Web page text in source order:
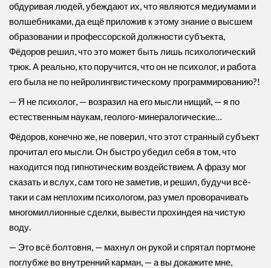
обдуривая людей, убеждают их, что являются медиумами и
волшебниками, да ещё приложив к этому знание о высшем
образовании и профессорской должности субъекта,
Фёдоров решил, что это может быть лишь психологический
трюк. А реально, кто поручится, что он не психолог, и работа
его была не по нейролингвистическому программированию?!
— Я не психолог, — возразил на его мысли нищий, — я по
естественным наукам, геолого-минералогические…
Фёдоров, конечно же, не поверил, что этот странный субъект
прочитал его мысли. Он быстро убедил себя в том, что
находится под гипнотическим воздействием. А фразу мог
сказать и вслух, сам того не заметив, и решил, будучи всё-
таки и сам неплохим психологом, раз умел проворачивать
многомиллионные сделки, вывести прохиндея на чистую
воду.
— Это всё болтовня, — махнул он рукой и спрятал портмоне
поглубже во внутренний карман, — а вы докажите мне,